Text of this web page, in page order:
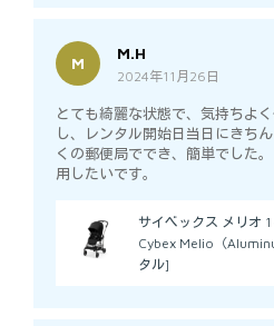
M
M.H
2024年11月26日
とても綺麗な状態で、気持ちよ
し、レンタル開始日当日にきち
くの郵便局ででき、簡単でした
用したいです。
サイベックス メリオ
Cybex Melio（
タル]